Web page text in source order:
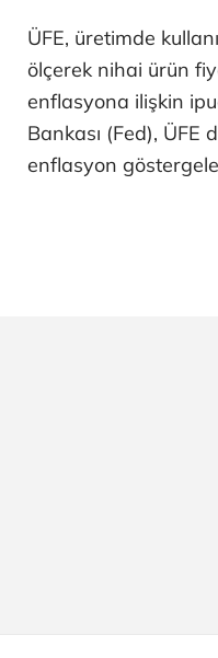
ÜFE, üretimde
ölçerek nihai ürün
enflasyona ilişkin
Bankası (Fed), ÜFE
enflasyon